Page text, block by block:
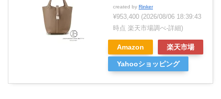
created by Rinker
¥953,400 (2026/08/06 18:39:43
時点 楽天市場調べ-詳細)
Amazon 楽天市場
Yahooショッピング